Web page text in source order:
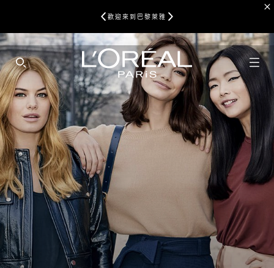
歡迎來到巴黎萊雅
SEARCH THIS SITE